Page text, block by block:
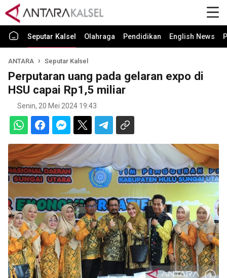
Seputar Kalsel Olahraga Pendidikan English News
ANTARA Seputar Kalsel
Perputaran uang pada gelaran expo di
HSU capai Rp1,5 miliar
Senin, 20 Mei 2024 19:43